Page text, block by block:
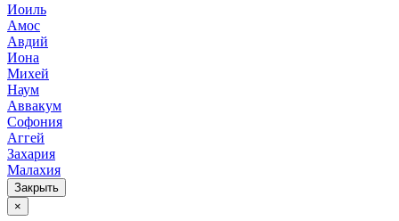
Иоиль
Амос
Авдий
Иона
Михей
Наум
Аввакум
Софония
Аггей
Захария
Малахия
Закрыть
×